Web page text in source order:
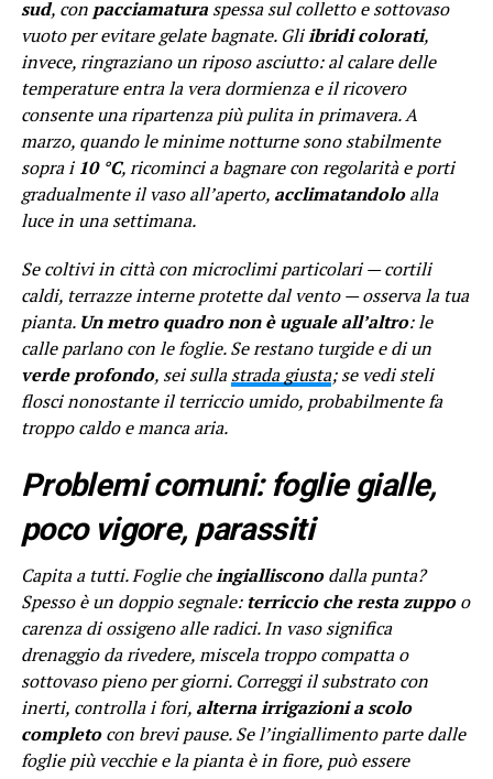
sud, con pacciamaturaspessa sul colletto e sottovaso
vuoto per evitare gelate bagnate. Gliibridi colorati,
invece, ringraziano un riposo asciutto: al calare delle
temperature entra la vera dormienza e il ricovero
consente una ripartenza più pulita in primavera. A
marzo, quando le minime notturne sono stabilmente
sopra i 10 °C, ricominci a bagnare con regolarità e porti
gradualmente il vaso all’aperto, acclimatandoloalla
luce in una settimana.
Se coltivi in città con microclimi particolari — cortili
caldi, terrazze interne protette dal vento — osserva la tua
pianta. Un metro quadro non è uguale all’altro: le
calle parlano con le foglie. Se restano turgide e di un
verde profondo, sei sullastrada giusta; se vedi steli
flosci nonostante il terriccio umido, probabilmente fa
troppo caldo e manca aria.
Problemi comuni: foglie gialle,
poco vigore, parassiti
Capita a tutti. Foglie cheingiallisconodalla punta?
Spesso è un doppio segnale:terriccio che resta zuppoo
carenza di ossigeno alle radici. In vaso significa
drenaggio da rivedere, miscela troppo compatta o
sottovaso pieno per giorni. Correggi il substrato con
inerti, controlla i fori, alterna irrigazioni a scolo
completocon brevi pause. Se l’ingiallimento parte dalle
foglie più vecchie e la pianta è in fiore, può essere